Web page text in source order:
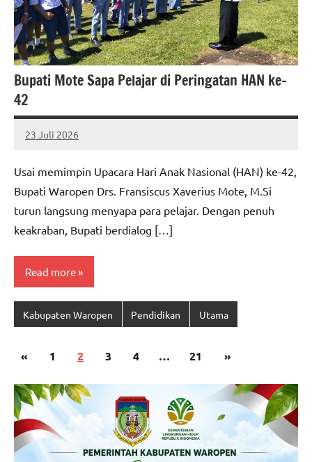
Bupati Mote Sapa Pelajar di Peringatan HAN ke-
42
23 Juli 2026
MEPAGO
No
Usai memimpin Upacara Hari Anak Nasional (HAN) ke-42,
Bupati Waropen Drs. Fransiscus Xaverius Mote, M.Si
turun langsung menyapa para pelajar. Dengan penuh
keakraban, Bupati berdialog […]
Read more
Kabupaten Waropen Pendidikan Utama
Paginasi
«Previous
1 2 3 4 … 21
Next
»